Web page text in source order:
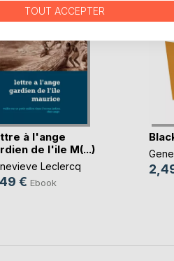
à l'ange
de l'ile M(...)
Leclercq
€ Ebook
TOUT ACCEPTER